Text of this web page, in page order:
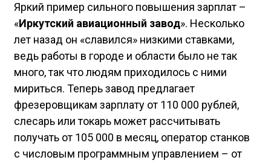
Яркий пример сильного повышения зарплат –
«Иркутский авиационный завод». Несколько
лет назад он «славился» низкими ставками,
ведь работы в городе и области было не так
много, так что людям приходилось с ними
мириться. Теперь завод предлагает
фрезеровщикам зарплату от 110 000 рублей,
слесарь или токарь может рассчитывать
получать от 105 000 в месяц, оператор станков
с числовым программным управлением – от